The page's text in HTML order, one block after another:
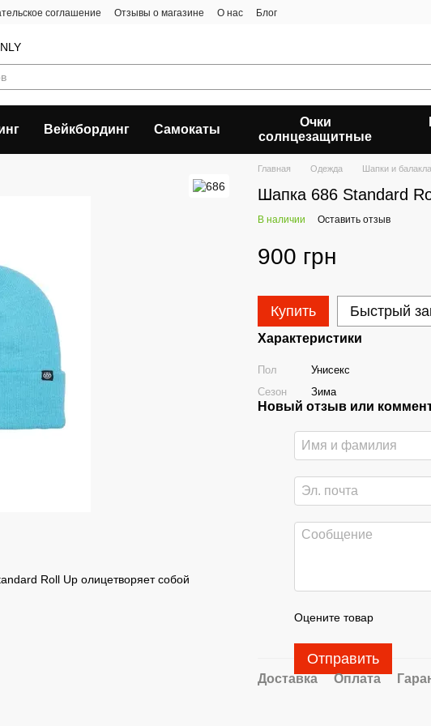
соглашение Отзывы о магазине О нас Блог
Вейкбординг Самокаты
Очки
солнцезащитные
Roll Up олицетворяет собой
Главная Одежда Шапки и
Шапка 686 Standard
В наличии Оставить отзыв
900 грн
Купить Быстрый
Характеристики
Пол
Унисекс
Сезон
Зима
Новый отзыв или
Оцените товар
Отправить
Доставка Оплата